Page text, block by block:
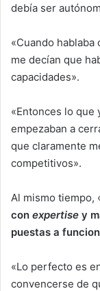
debía ser
«Cuando hablaba
me decían que
capacidades».
«Entonces lo que
empezaban a
que claramente
competitivos».
Al mismo tiempo,
con expertise y m
puestas a
«Lo perfecto es
convencerse de